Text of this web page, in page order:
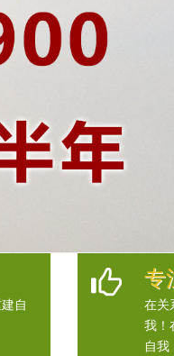
自
专
在关
我！
自我